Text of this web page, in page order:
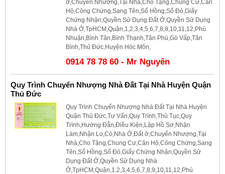
ở,Chuyển Nhượng,Tại Nhà,Cho Tặng,Chung Cư,Căn
Hộ,Công Chứng,Sang Tên,Sổ Hồng,Sổ Đỏ,Giấy
Chứng Nhận,Quyền Sử Dụng Đất Ở,Quyền Sử Dụng
Nhà Ở,TpHCM,Quận,1,2,3,4,5,6,7,8,9,10,11,12,Phú
Nhuận,Bình Tân,Bình Thạnh,Tân Phú,Gò Vấp,Tân
Bình,Thủ Đức,Huyện Hóc Môn,
0914 78 78 60 - Mr Nguyên
Quy Trình Chuyển Nhượng Nhà Đất Tại Nhà Huyện Quận
Thủ Đức
Quy Trình Chuyển Nhượng Nhà Đất Tại Nhà Huyện
Quận Thủ Đức,Tư Vấn,Quy Trình,Thủ Tục,Quy
Trình,Hướng Đẫn,Điều Kiện,Lập Hồ Sơ,Nhận
Làm,Nhận Lo,Có,Nhà Ở,Đất ở,Chuyển Nhượng,Tại
Nhà,Cho Tặng,Chung Cư,Căn Hộ,Công Chứng,Sang
Tên,Sổ Hồng,Sổ Đỏ,Giấy Chứng Nhận,Quyền Sử
Dụng Đất Ở,Quyền Sử Dụng Nhà
Ở,TpHCM,Quận,1,2,3,4,5,6,7,8,9,10,11,12,Phú